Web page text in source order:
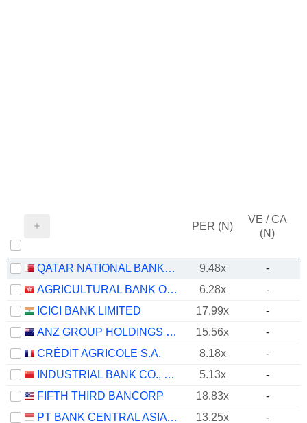
PER (N)
VE / CA
(N)
QATAR NATIONAL BANK (Q.P.S.C.) 9.48x
-
AGRICULTURAL BANK OF CHINA LIMITED
6.28x
-
ICICI BANK LIMITED
17.99x
-
ANZ GROUP HOLDINGS LIMITED
15.56x
-
CRÉDIT AGRICOLE S.A.
8.18x
-
INDUSTRIAL BANK CO., LTD.
5.13x
-
FIFTH THIRD BANCORP
18.83x
-
PT BANK CENTRAL ASIA TBK
13.25x
-